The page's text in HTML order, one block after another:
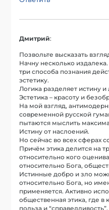
Дмитрий:
Позвольте высказать
Начну несколько
три способа познания
эстетику.
Логика разделяет истину
Эстетика – красоту и
На мой взгляд,
современной русской
пытаются мыслить
Истину от наслоений.
Но сейчас во всех сферах
Причём этика делится на
относительно кого
относительно Бога,
Истинные добро и зло
относительно Бога, но
применяется. Активно
общественная этика, где в
польза и